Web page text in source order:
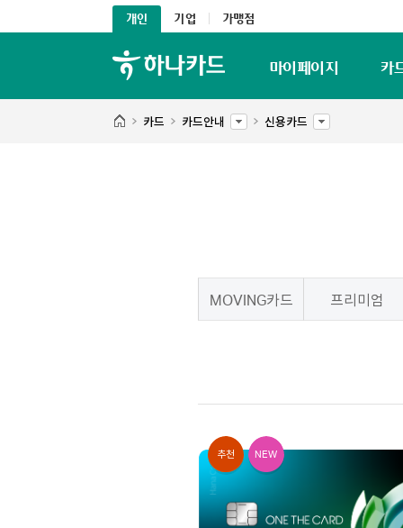
개인 기업 가맹점
마이페이지 카
카드 카드안내 신용카드
MOVING카드 프리미엄
추천 NEW